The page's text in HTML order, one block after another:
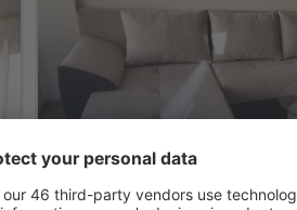
Апарт Диана
Straldzha, 07 August 2026, 2